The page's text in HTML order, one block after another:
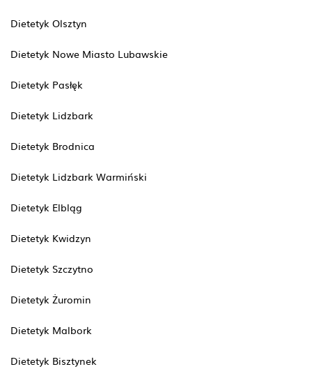
Dietetyk Olsztyn
Dietetyk Nowe Miasto Lubawskie
Dietetyk Pasłęk
Dietetyk Lidzbark
Dietetyk Brodnica
Dietetyk Lidzbark Warmiński
Dietetyk Elbląg
Dietetyk Kwidzyn
Dietetyk Szczytno
Dietetyk Żuromin
Dietetyk Malbork
Dietetyk Bisztynek